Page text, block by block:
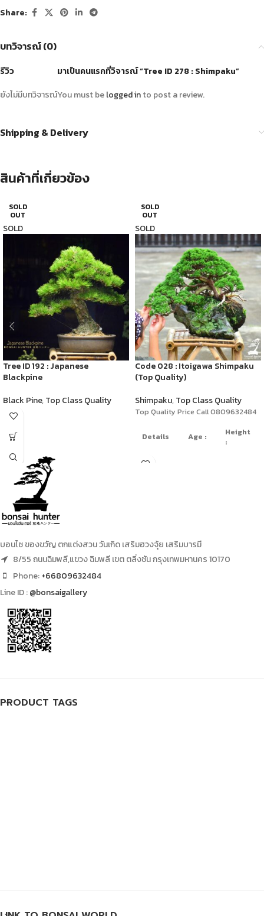
Share:
บทวิจารณ์ (0)
รีวิว
ยังไม่มีบทวิจารณ์
มาเป็นคนแรกที่วิจารณ์ “Tree ID 278 : Shimpaku”
You must belogged into post a review.
Shipping & Delivery
สินค้าที่เกี่ยวข้อง
SOLD
OUT
SOLD
Tree ID 192 : Japanese
Blackpine
Black Pine,Top Class Quality
SOLD
OUT
SOLD
Code 028 : Itoigawa Shimpaku
(Top Quality)
Shimpaku,Top Class Quality
Top Quality Price Call 0809632484
Details Age :
Height
:
บอนไซ ของขวัญ ตกแต่งสวน วันเกิด เสริมฮวงจุ้ย เสริมบารมี
8/55 ถนนฉิมพลี,แขวง ฉิมพลี เขต ตลิ่งชัน กรุงเทพมหานคร 10170
Phone:+66809632484
Line ID :@bonsaigallery
PRODUCT TAGS